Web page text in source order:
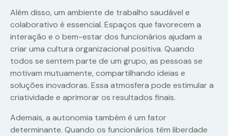
Além disso, um ambiente de trabalho saudável e
colaborativo é essencial. Espaços que favorecem a
interação e o bem-estar dos funcionários ajudam a
criar uma cultura organizacional positiva. Quando
todos se sentem parte de um grupo, as pessoas se
motivam mutuamente, compartilhando ideias e
soluções inovadoras. Essa atmosfera pode estimular a
criatividade e aprimorar os resultados finais.
Ademais, a autonomia também é um fator
determinante. Quando os funcionários têm liberdade